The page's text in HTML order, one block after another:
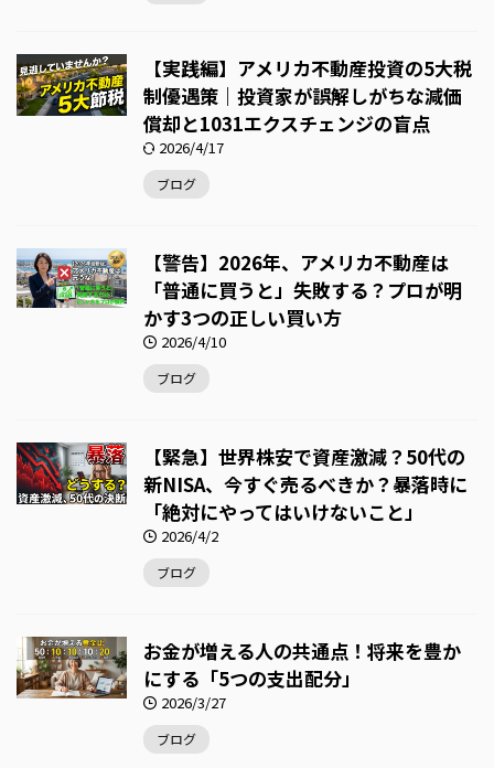
【実践編】アメリカ不動産投資の5大税
制優遇策｜投資家が誤解しがちな減価
償却と1031エクスチェンジの盲点
2026/4/17
ブログ
【警告】2026年、アメリカ不動産は
「普通に買うと」失敗する？プロが明
かす3つの正しい買い方
2026/4/10
ブログ
【緊急】世界株安で資産激減？50代の
新NISA、今すぐ売るべきか？暴落時に
「絶対にやってはいけないこと」
2026/4/2
ブログ
お金が増える人の共通点！将来を豊か
にする「5つの支出配分」
2026/3/27
ブログ